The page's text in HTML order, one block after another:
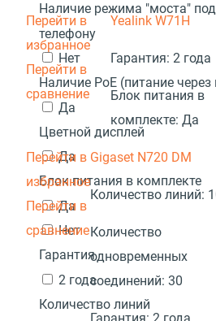
Наличие режима "моста"
телефону
Нет
Наличие PoE (питание через
Да
Цветной дисплей
Да
Блок питания в комплекте
Да
Нет
Гарантия
2 года
Количество линий
Перейти в
избранное
Перейти в
сравнение
Yealink W71H
Гарантия: 2 года
Блок питания в
комплекте: Да
Перейти в
избранное
Перейти в
сравнение
Gigaset N720 DM
Количество линий:
Количество
одновременных
соединений: 30